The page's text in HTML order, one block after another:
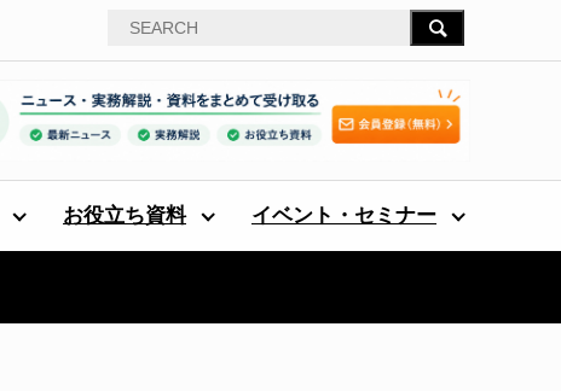
お役立ち資料 イベント・セミナー